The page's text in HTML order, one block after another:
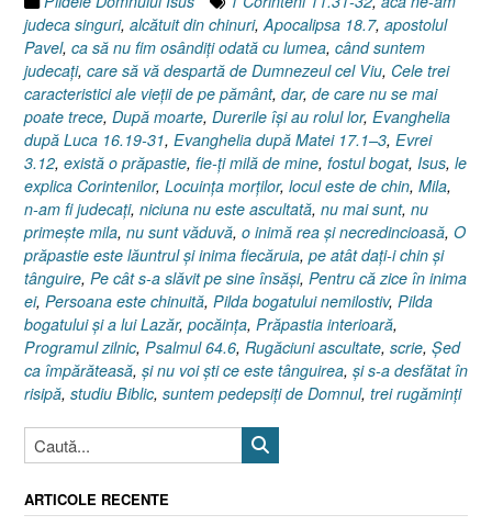
judeca singuri, alcătuit din chinuri,Apocalipsa 18.7, apostolul
Pavel, ca să nu fim osândiţi odată cu lumea, când suntem
judecaţi, care să vă despartă de Dumnezeul cel Viu, Cele trei
caracteristici ale vieţii de pe pământ, dar, de care nu se mai
poate trece, După moarte, Durerile îşi au rolul lor, Evanghelia
după Luca 16.19-31, Evanghelia după Matei 17.1–3, Evrei
3.12, există o prăpastie, fie-ţi milă de mine, fostul bogat, Isus, le
explica Corintenilor, Locuinţa morţilor, locul este de chin, Mila,
n-am fi judecaţi, niciuna nu este ascultată, nu mai sunt, nu
primeşte mila, nu sunt văduvă, o inimă rea şi necredincioasă, O
prăpastie este lăuntrul şi inima fiecăruia, pe atât daţi-i chin şi
tânguire, Pe cât s-a slăvit pe sine însăşi, Pentru că zice în inima
ei, Persoana este chinuită, Pilda bogatului nemilostiv, Pilda
bogatului şi a lui Lazăr, pocăinţa, Prăpastia interioară,
Programul zilnic, Psalmul 64.6, Rugăciuni ascultate, scrie, Şed
ca împărăteasă, şi nu voi şti ce este tânguirea, şi s-a desfătat în
risipă, studiu Biblic, suntem pedepsiţi de Domnul, trei rugăminţi
ARTICOLE RECENTE